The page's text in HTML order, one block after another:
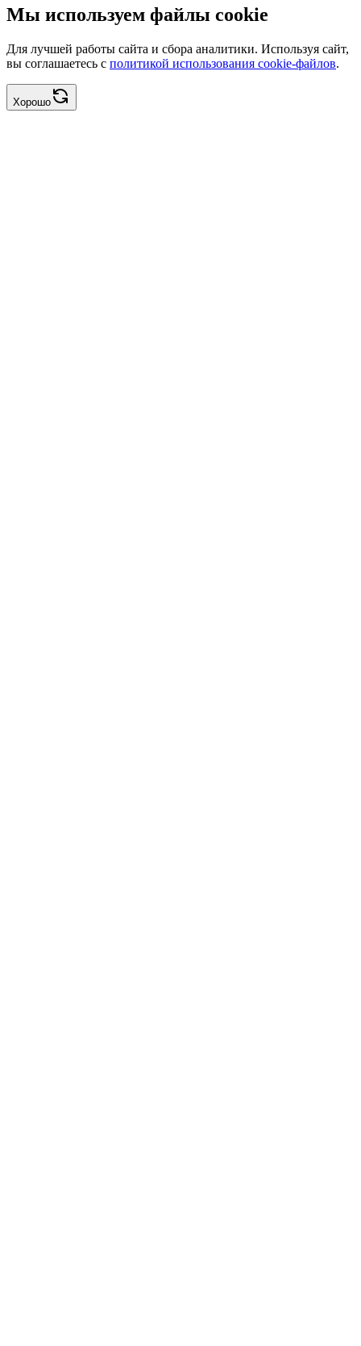
Мы используем файлы cookie
Для лучшей работы сайта и сбора аналитики. Используя сайт,
вы соглашаетесь с политикой использования cookie-файлов.
Хорошо